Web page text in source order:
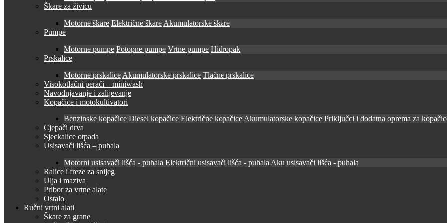
Škare za živicu
Motorne škare Električne škare Akumulatorske škare
Pumpe
Motorne pumpe Potopne pumpe Vrtne pumpe Hidropak
Prskalice
Motorne prskalice Akumulatorske prskalice Tlačne prskalice
Visokotlačni perači – miniwash
Navodnjavanje i zalijevanje
Kopačice i motokultivatori
Benzinske kopačice Diesel kopačice Električne kopačice Akumulatorske kopačice Priključci i dodatna oprema za
Cjepači drva
Sjeckalice otpada
Usisavači lišća – puhala
Motorni usisavači lišća - puhala Električni usisavači lišća - puhala Aku usisavači lišća - puhala
Ralice i freze za snijeg
Ulja i maziva
Pribor za vrtne alate
Ostalo
Ručni vrtni alati
Škare za grane